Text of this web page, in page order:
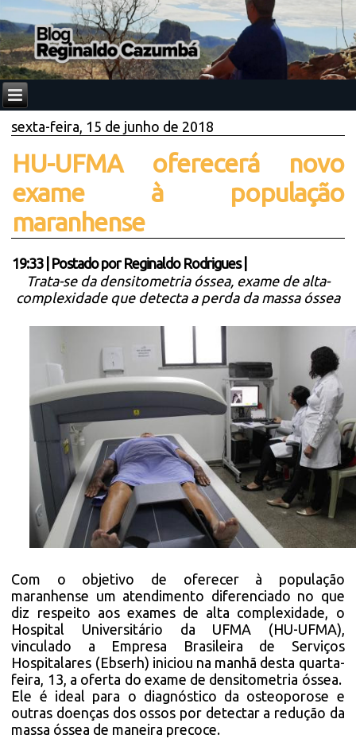
sexta-feira, 15 de junho de 2018
HU-UFMA oferecerá novo
exame à população
maranhense
19:33| Postado por Reginaldo Rodrigues
Trata-se da densitometria óssea, exame de alta-
complexidade que detecta a perda da massa óssea
Com o objetivo de oferecer à população
maranhense um atendimento diferenciado no que
diz respeito aos exames de alta complexidade, o
Hospital Universitário da UFMA (HU-UFMA),
vinculado a Empresa Brasileira de Serviços
Hospitalares (Ebserh) iniciou na manhã desta quarta-
feira, 13, a oferta do exame de densitometria óssea.
Ele é ideal para o diagnóstico da osteoporose e
outras doenças dos ossos por detectar a redução da
massa óssea de maneira precoce.